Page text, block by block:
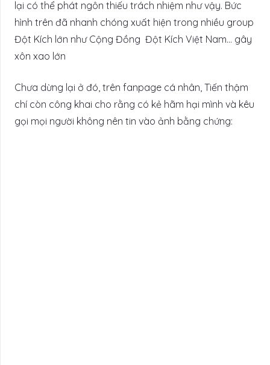
lại có thể phát ngôn thiếu trách nhiệm như vậy. Bức
hình trên đã nhanh chóng xuất hiện trong nhiều group
Đột Kích lớn như Cộng Đồng Đột Kích Việt Nam… gây
xôn xao lớn
Chưa dừng lại ở đó, trên fanpage cá nhân, Tiến thậm
chí còn công khai cho rằng có kẻ hãm hại mình và kêu
gọi mọi người không nên tin vào ảnh bằng chứng: